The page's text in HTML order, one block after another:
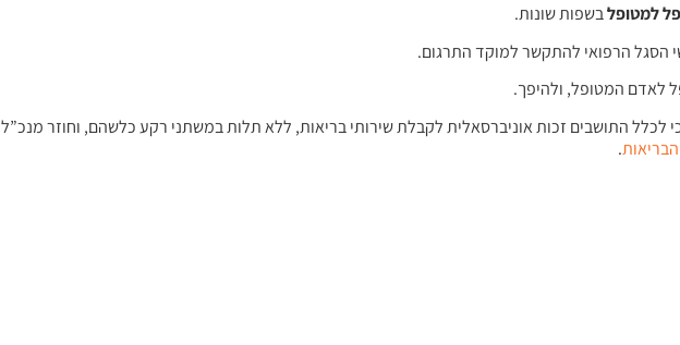
למטופלבשפות שונות.
הסגל הרפואי להתקשר למוקד התרגום.
לאדם המטופל, ולהיפך.
התושבים זכות אוניברסאלית לקבלת שירותי בריאות, ללא תלות במשתני רקע כלשהם, וחוזר מנכ”ל
.